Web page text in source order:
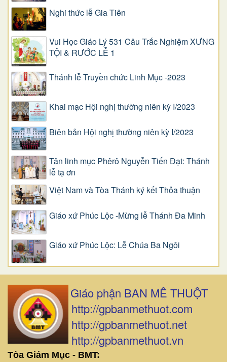
Nghi thức lễ Gia Tiên
Vui Học Giáo Lý 531 Câu Trắc Nghiệm XƯNG
TỘI & RƯỚC LỄ 1
Thánh lễ Truyền chức Linh Mục -2023
Khai mạc Hội nghị thường niên kỳ I/2023
Biên bản Hội nghị thường niên kỳ I/2023
Tân linh mục Phêrô Nguyễn Tiến Đạt: Thánh
lễ tạ ơn
Việt Nam và Tòa Thánh ký kết Thỏa thuận
Giáo xứ Phúc Lộc -Mừng lễ Thánh Đa Minh
Giáo xứ Phúc Lộc: Lễ Chúa Ba Ngôi
Giáo phận BAN MÊ THUỘT
http://gpbanmethuot.com
http://gpbanmethuot.net
http://gpbanmethuot.vn
Tòa Giám Mục - BMT: